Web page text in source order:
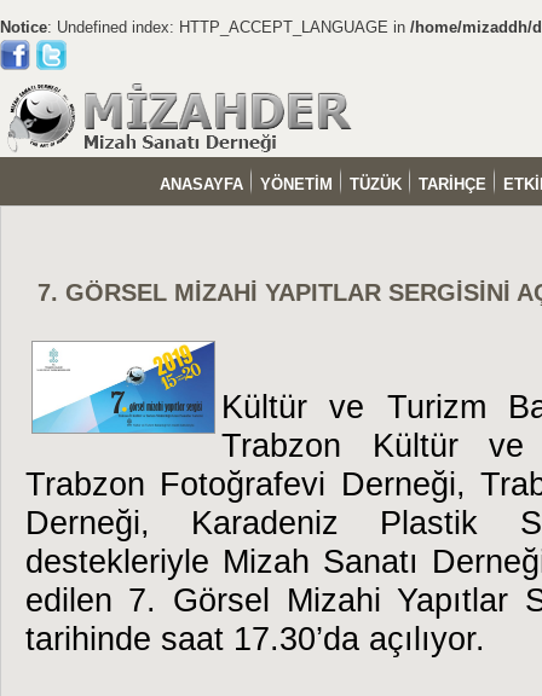
Notice: Undefined index: HTTP_ACCEPT_LANGUAGE in /home/mizaddh/
ANASAYFA YÖNETİM TÜZÜK TARİHÇE
7. GÖRSEL MİZAHİ YAPITLAR SERGİSİNİ
Kültür ve Turizm
Trabzon Kültür ve
Trabzon Fotoğrafevi Derneği,
Derneği, Karadeniz Plastik
destekleriyle Mizah Sanatı
edilen 7. Görsel Mizahi Yapıtlar
tarihinde saat 17.30’da açılıyor.